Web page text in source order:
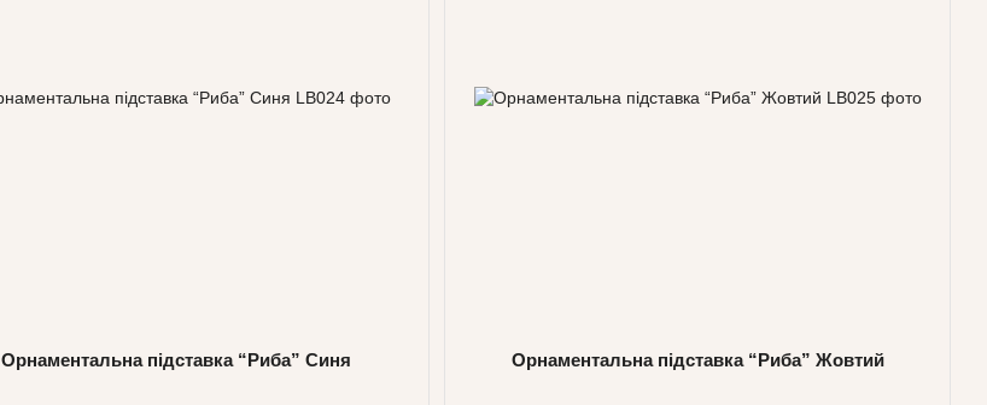
Орнаментальна підставка “Риба” Синя Орнаментальна підставка “Риба” Жовтий